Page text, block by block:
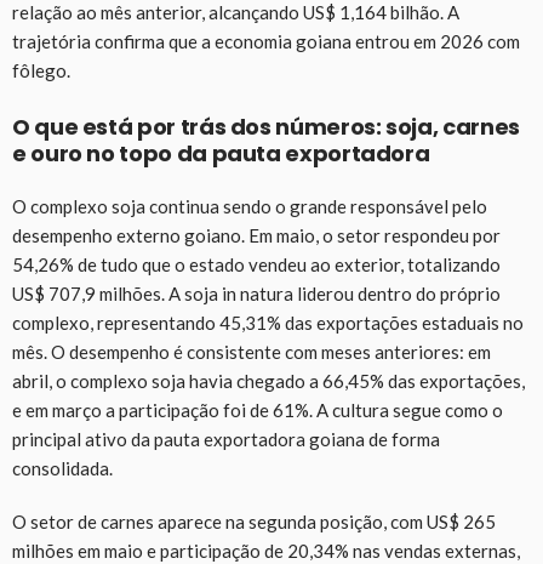
relação ao mês anterior, alcançando US$ 1,164 bilhão. A
trajetória confirma que a economia goiana entrou em 2026 com
fôlego.
O que está por trás dos números: soja, carnes
e ouro no topo da pauta exportadora
O complexo soja continua sendo o grande responsável pelo
desempenho externo goiano. Em maio, o setor respondeu por
54,26% de tudo que o estado vendeu ao exterior, totalizando
US$ 707,9 milhões. A soja in natura liderou dentro do próprio
complexo, representando 45,31% das exportações estaduais no
mês. O desempenho é consistente com meses anteriores: em
abril, o complexo soja havia chegado a 66,45% das exportações,
e em março a participação foi de 61%. A cultura segue como o
principal ativo da pauta exportadora goiana de forma
consolidada.
O setor de carnes aparece na segunda posição, com US$ 265
milhões em maio e participação de 20,34% nas vendas externas,